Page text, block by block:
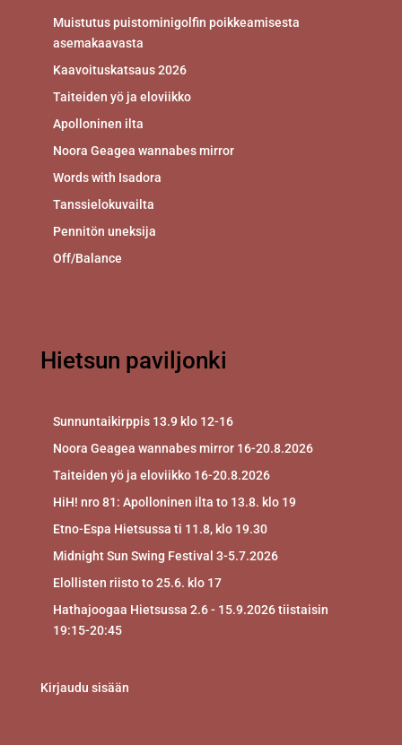
Muistutus puistominigolfin poikkeamisesta
asemakaavasta
Kaavoituskatsaus 2026
Taiteiden yö ja eloviikko
Apolloninen ilta
Noora Geagea wannabes mirror
Words with Isadora
Tanssielokuvailta
Pennitön uneksija
Off/Balance
Hietsun paviljonki
Sunnuntaikirppis 13.9 klo 12-16
Noora Geagea wannabes mirror 16-20.8.2026
Taiteiden yö ja eloviikko 16-20.8.2026
HiH! nro 81: Apolloninen ilta to 13.8. klo 19
Etno-Espa Hietsussa ti 11.8, klo 19.30
Midnight Sun Swing Festival 3-5.7.2026
Elollisten riisto to 25.6. klo 17
Hathajoogaa Hietsussa 2.6 - 15.9.2026 tiistaisin
19:15-20:45
Kirjaudu sisään